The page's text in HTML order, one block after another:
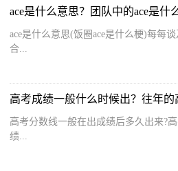
ace是什么意思？团队中的ace是什
ace是什么意思(饭圈ace是什么梗)每每
合...
高考成绩一般什么时候出？往年的
高考分数线一般在出成绩后多久出来?
绩...